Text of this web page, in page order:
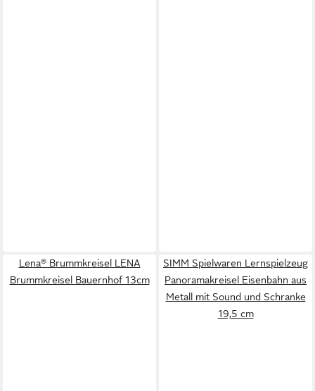
Lena® Brummkreisel LENA
Brummkreisel Bauernhof 13cm
SIMM Spielwaren Lernspielzeug
Panoramakreisel Eisenbahn aus
Metall mit Sound und Schranke
19,5 cm